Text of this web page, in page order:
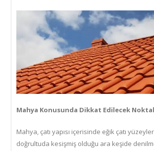
Mahya Konusunda Dikkat Edilecek
Mahya, çatı yapısı içerisinde eğik çatı
doğrultuda kesişmiş olduğu ara keşide